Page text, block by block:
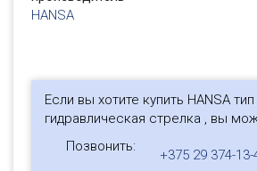
HANSA
Если вы хотите купить HANSA
гидравлическая стрелка , вы
Позвонить:
+375 29 374-13-